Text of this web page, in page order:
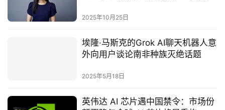
2025年10月25日
埃隆·马斯克的Grok AI聊天机器人意
外向用户谈论南非种族灭绝话题
2025年5月18日
英伟达 AI 芯片遇中国禁令：市场份